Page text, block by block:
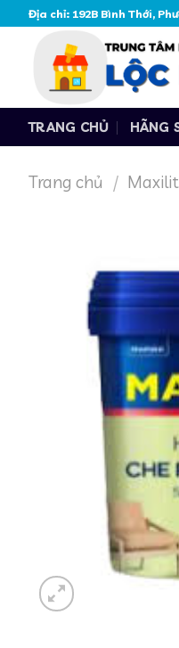
content
Địa chỉ: 192B Bình Thới,
TRANG CHỦ HÃNG
Trang chủ /